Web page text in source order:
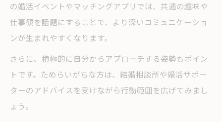
の婚活イベントやマッチングアプリでは、共通の趣味や
仕事観を話題にすることで、より深いコミュニケーショ
ンが生まれやすくなります。
さらに、積極的に自分からアプローチする姿勢もポイン
トです。ためらいがちな方は、結婚相談所や婚活サポー
ターのアドバイスを受けながら行動範囲を広げてみまし
ょう。